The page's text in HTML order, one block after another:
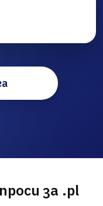
за .pl